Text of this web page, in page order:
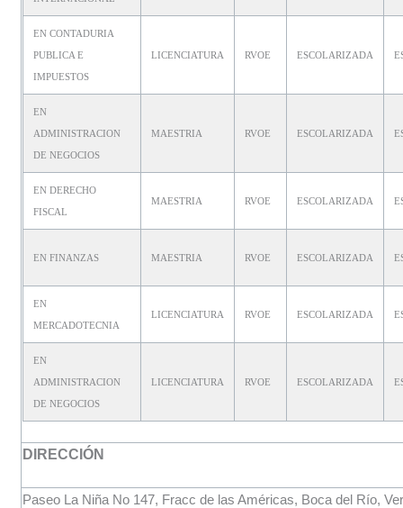
EN CONTADURIA
PUBLICA E
IMPUESTOS
LICENCIATURA RVOE ESCOLARIZADA
EN
ADMINISTRACION
DE NEGOCIOS
MAESTRIA RVOE ESCOLARIZADA
EN DERECHO
FISCAL
MAESTRIA RVOE ESCOLARIZADA
EN FINANZAS MAESTRIA RVOE ESCOLARIZADA
EN
MERCADOTECNIA
LICENCIATURA RVOE ESCOLARIZADA
EN
ADMINISTRACION
DE NEGOCIOS
LICENCIATURA RVOE ESCOLARIZADA
DIRECCIÓN
Paseo La Niña No 147, Fracc de las Américas, Boca del Río,